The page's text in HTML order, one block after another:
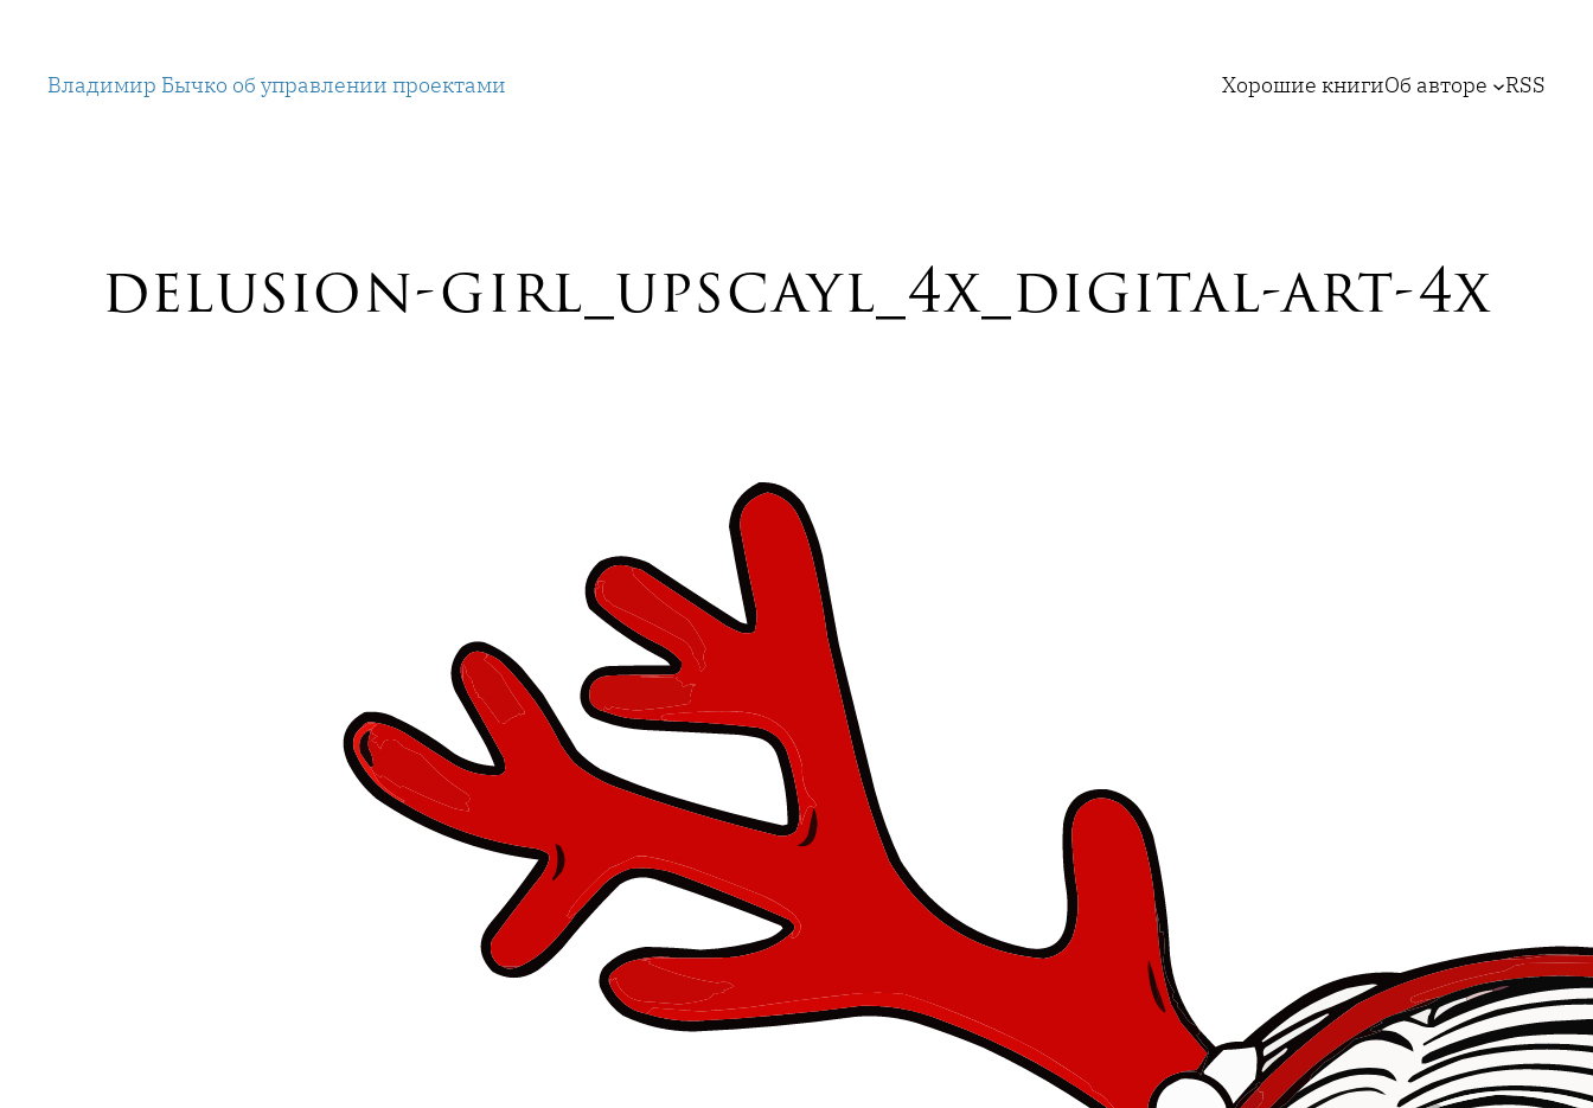
содержимому
Владимир Бычко об управлении проектами Хорошие книгиОб авторе RSS
delusion-girl_upscayl_4x_digital-art-4x